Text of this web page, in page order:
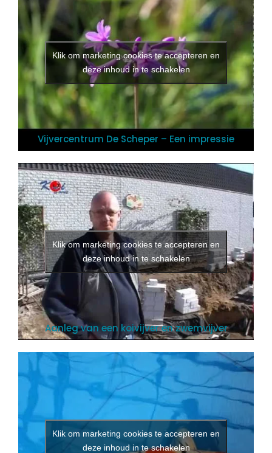
Vijvercentrum De Scheper – Een impressie
Klik om marketing cookies te accepteren en
deze inhoud in te schakelen
Aanleg van een koivijver en zwemvijver
Klik om marketing cookies te accepteren en
deze inhoud in te schakelen
Klik om marketing cookies te accepteren en
deze inhoud in te schakelen